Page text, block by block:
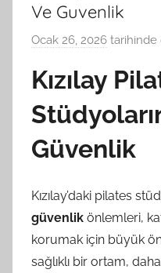
Ve Guvenlik
Ocak 26, 2026 tarihinde
Kızılay
Güvenlik
Kızılay’daki pilates
güvenlik önlemleri,
korumak için büyük
sağlıklı bir ortam,